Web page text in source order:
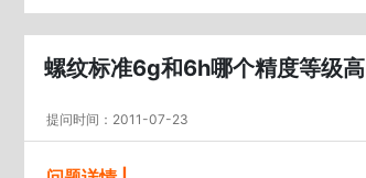
螺纹标准6g和6h哪个精度等级高
提问时间：2011-07-23